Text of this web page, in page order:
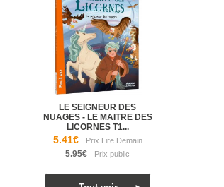
LE SEIGNEUR DES
NUAGES - LE MAITRE DES
LICORNES T1...
5.41€
5.95€